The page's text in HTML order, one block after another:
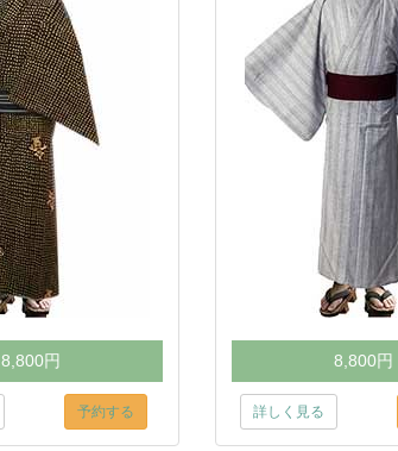
8,800円
予約する
8,800円
詳しく見る